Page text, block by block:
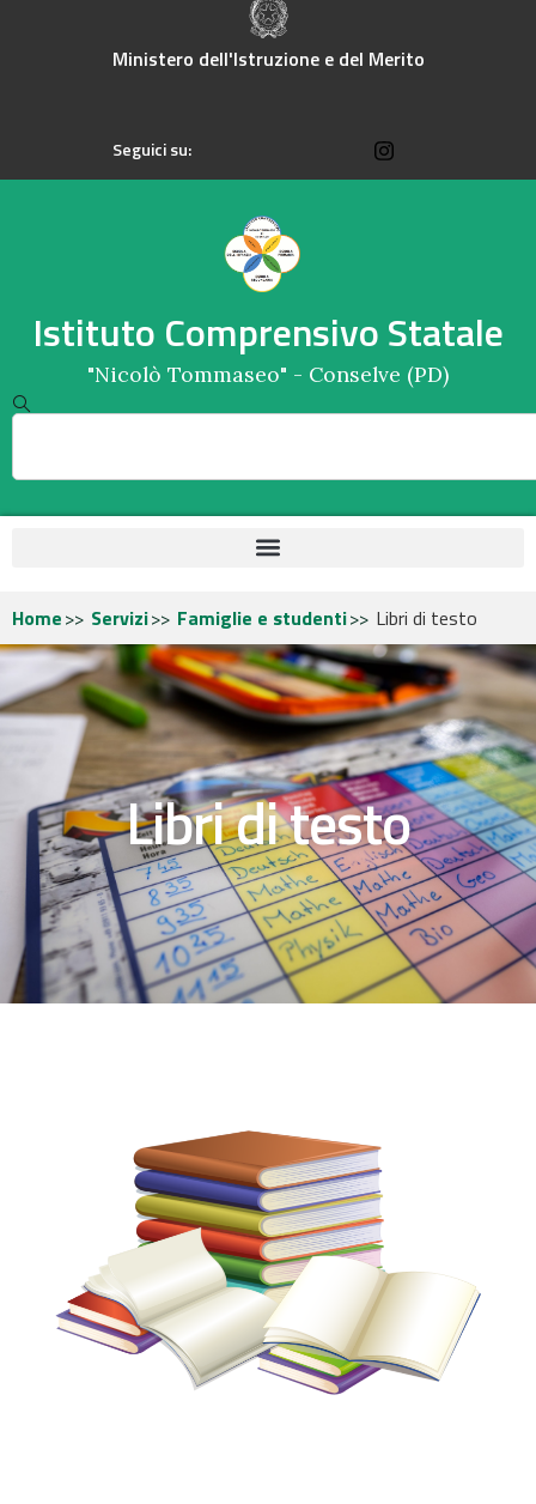
Ministero dell'Istruzione e del Merito
Seguici su:
Istituto Comprensivo Statale
"Nicolò Tommaseo" - Conselve (PD)
Home Servizi Famiglie e studenti Libri di testo
Libri di testo